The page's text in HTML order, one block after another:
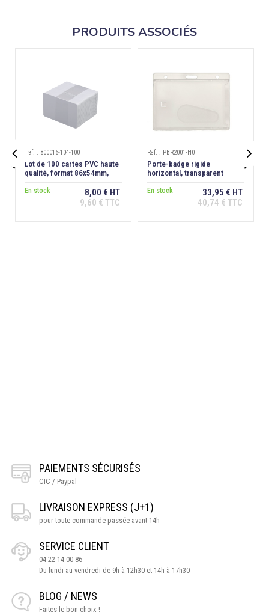
PRODUITS ASSOCIÉS

Ref. : 800016-104-100
Lot de 100 cartes PVC haute
qualité, format 86x54mm,
En stock
8,00 € HT
9,60 € TTC
Ref. : PBR2001-H0
Porte-badge rigide
horizontal, transparent
dos
En stock
33,95 € HT
40,74 € TTC

PAIEMENTS SÉCURISÉS
CIC / Paypal
LIVRAISON EXPRESS (J+1)
pour toute commande passée avant 14h
SERVICE CLIENT
04 22 14 00 86
Du lundi au vendredi de 9h à 12h30 et 14h à 17h30
BLOG / NEWS
Faites le bon choix !